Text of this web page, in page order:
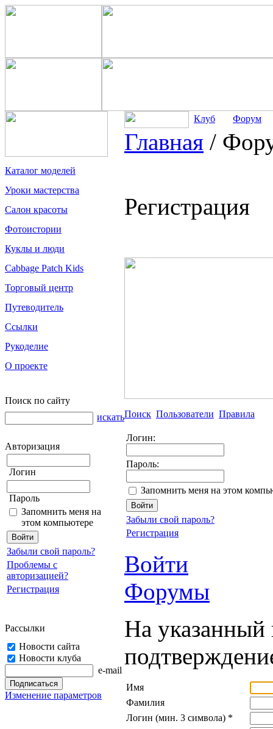
Каталог моделей
Уроки мастерства
Салон красоты
Фотоистории
Куклы и люди
Cabbage Patch Kids
Торговый центр
Путеводитель
Ссылки
Рукоделие
О проекте
Поиск по сайту
искать
Авторизация
Логин
Пароль
Запомнить меня на
этом компьютере
Забыли свой пароль?
Проблемы с
авторизацией?
Регистрация
Рассылки
Новости сайта
Новости клуба
e-mail
Изменение параметров
Клуб Форум
Главная /
Регистрация
Поиск Пользователи Правила
Логин:
Пароль:
Запомнить меня на этом
Забыли свой пароль?
Регистрация
Войти
Форумы
На указанный
Имя
Фамилия
Логин (мин. 3 символа) *